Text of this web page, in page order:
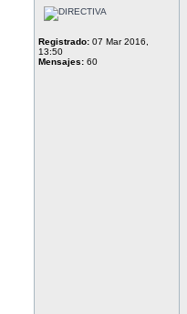
Registrado: 07 Mar 2016,
13:50
Mensajes: 60